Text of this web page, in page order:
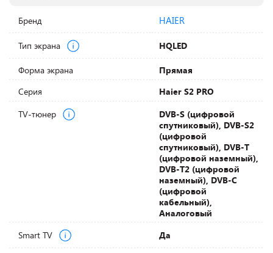
Бренд HAIER
Тип экрана HQLED
Форма экрана
Прямая
Серия
Haier S2 PRO
TV-тюнер
DVB-S (цифровой
спутниковый), DVB-S2
(цифровой
спутниковый), DVB-T
(цифровой наземный),
DVB-T2 (цифровой
наземный), DVB-С
(цифровой
кабельный),
Аналоговый
Smart TV
Да